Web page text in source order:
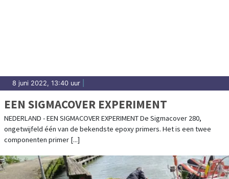
8 juni 2022, 13:40 uur
EEN SIGMACOVER EXPERIMENT
NEDERLAND - EEN SIGMACOVER EXPERIMENT De Sigmacover 280,
ongetwijfeld één van de bekendste epoxy primers. Het is een twee
componenten primer [...]